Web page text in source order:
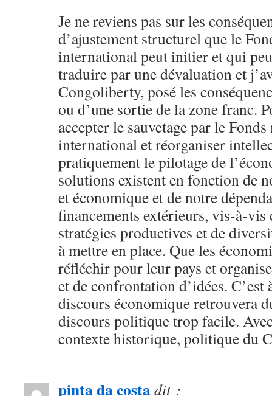
Je ne reviens pas sur les
d’ajustement structurel que le
international peut initier et qui
traduire par une dévaluation et
Congoliberty, posé les
ou d’une sortie de la zone franc.
accepter le sauvetage par le
international et réorganiser
pratiquement le pilotage de
solutions existent en fonction de
et économique et de notre
financements extérieurs, vis-à-vis
stratégies productives et de
à mettre en place. Que les
réfléchir pour leur pays et
et de confrontation d’idées. C’est
discours économique retrouvera
discours politique trop facile.
contexte historique, politique du
pinta da costadit :